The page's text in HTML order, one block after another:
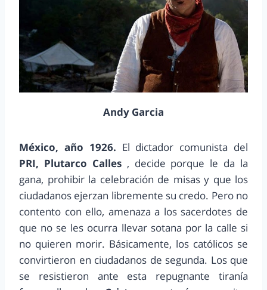
Andy Garcia
México, año 1926. El dictador comunista del
PRI, Plutarco Calles, decide porque le da la
gana, prohibir la celebración de misas y que los
ciudadanos ejerzan libremente su credo. Pero no
contento con ello, amenaza a los sacerdotes de
que no se les ocurra llevar sotana por la calle si
no quieren morir. Básicamente, los católicos se
convirtieron en ciudadanos de segunda. Los que
se resistieron ante esta repugnante tiranía